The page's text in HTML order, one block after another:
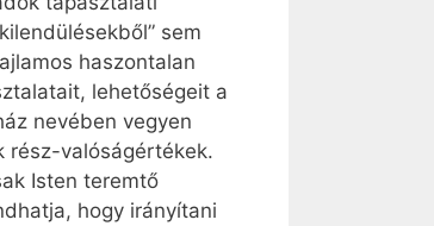
sem
haszontalan
lehetőségeit a
nevében vegyen
rész-valóságértékek.
Isten teremtő
hogy irányítani